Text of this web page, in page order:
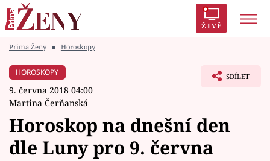
ŽIVĚ
Módní alarm
Témata
Prima Ženy ■ Horoskopy
HOROSKOPY
9. června 2018 04:00
Martina Čerňanská
SDÍLET
Horoskop na dnešní den
dle Luny pro 9. června